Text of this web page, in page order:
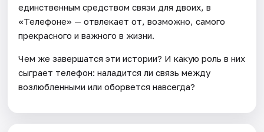
единственным средством связи для двоих, в
«Телефоне» — отвлекает от, возможно, самого
прекрасного и важного в жизни.
Чем же завершатся эти истории? И какую роль в них
сыграет телефон: наладится ли связь между
возлюбленными или оборвется навсегда?